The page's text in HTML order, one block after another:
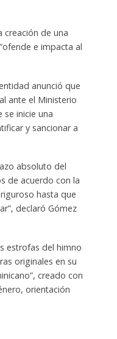
creación de una
e impacta al
anunció que
ante el Ministerio
inicie una
y sancionar a
absoluto del
de acuerdo con la
hasta que
declaró Gómez
estrofas del himno
originales en su
creado con
orientación